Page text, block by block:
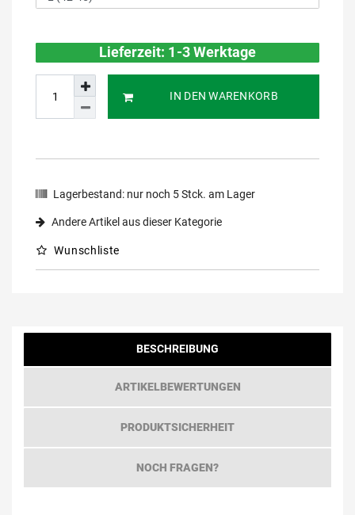
Lieferzeit: 1-3 Werktage
IN DEN WARENKORB
Lagerbestand: nur noch 5Stck. am Lager
Andere Artikel aus dieser Kategorie
Wunschliste
BESCHREIBUNG
ARTIKELBEWERTUNGEN
PRODUKTSICHERHEIT
NOCH FRAGEN?